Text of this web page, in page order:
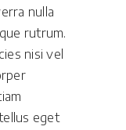
nulla
rutrum.
nisi vel
eget